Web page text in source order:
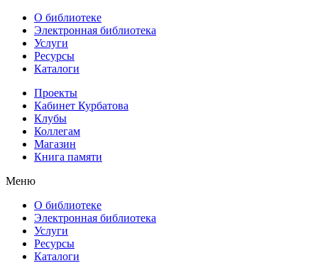
О библиотеке
Электронная библиотека
Услуги
Ресурсы
Каталоги
Проекты
Кабинет Курбатова
Клубы
Коллегам
Магазин
Книга памяти
Меню
О библиотеке
Электронная библиотека
Услуги
Ресурсы
Каталоги